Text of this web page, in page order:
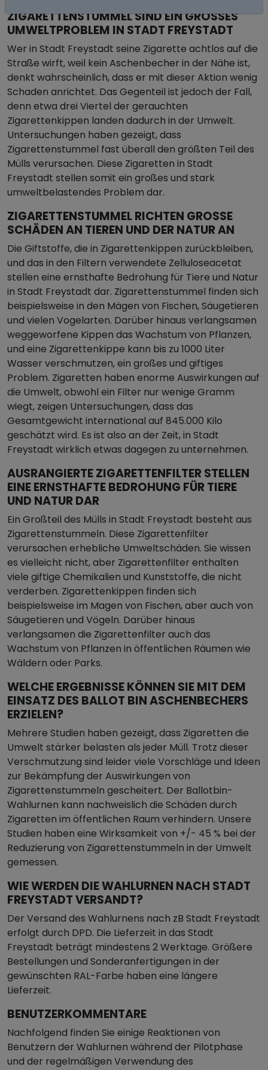
ZIGARETTENSTUMMEL SIND EIN GROSSES U
MWELTPROBLEM IN STADT FREYSTADT
Wer in Stadt Freystadt seine Zigarette achtlos auf die
Straße wirft, weil kein Aschenbecher in der Nähe ist,
denkt wahrscheinlich, dass er mit dieser Aktion wenig
Schaden anrichtet. Das Gegenteil ist jedoch der Fall,
denn etwa drei Viertel der gerauchten
Zigarettenkippen landen dadurch in der Umwelt.
Untersuchungen haben gezeigt, dass
Zigarettenstummel fast überall den größten Teil des
Mülls verursachen. Diese Zigaretten in Stadt
Freystadt stellen somit ein großes und stark
umweltbelastendes Problem dar.
ZIGARETTENSTUMMEL RICHTEN GROSSE S
CHÄDEN AN TIEREN UND DER NATUR AN
Die Giftstoffe, die in Zigarettenkippen zurückbleiben,
und das in den Filtern verwendete Zelluloseacetat
stellen eine ernsthafte Bedrohung für Tiere und Natur
in Stadt Freystadt dar. Zigarettenstummel finden sich
beispielsweise in den Mägen von Fischen, Säugetieren
und vielen Vogelarten. Darüber hinaus verlangsamen
weggeworfene Kippen das Wachstum von Pflanzen,
und eine Zigarettenkippe kann bis zu 1000 Liter
Wasser verschmutzen, ein großes und giftiges
Problem. Zigaretten haben enorme Auswirkungen auf
die Umwelt, obwohl ein Filter nur wenige Gramm
wiegt, zeigen Untersuchungen, dass das
Gesamtgewicht international auf 845.000 Kilo
geschätzt wird. Es ist also an der Zeit, in Stadt
Freystadt wirklich etwas dagegen zu unternehmen.
AUSRANGIERTE ZIGARETTENFILTER STELLEN
EINE ERNSTHAFTE BEDROHUNG FÜR TIERE
UND NATUR DAR
Ein Großteil des Mülls in Stadt Freystadt besteht aus
Zigarettenstummeln. Diese Zigarettenfilter
verursachen erhebliche Umweltschäden. Sie wissen
es vielleicht nicht, aber Zigarettenfilter enthalten
viele giftige Chemikalien und Kunststoffe, die nicht
verderben. Zigarettenkippen finden sich
beispielsweise im Magen von Fischen, aber auch von
Säugetieren und Vögeln. Darüber hinaus
verlangsamen die Zigarettenfilter auch das
Wachstum von Pflanzen in öffentlichen Räumen wie
Wäldern oder Parks.
WELCHE ERGEBNISSE KÖNNEN SIE MIT DEM
EINSATZ DES BALLOT BIN ASCHENBECHERS
ERZIELEN?
Mehrere Studien haben gezeigt, dass Zigaretten die
Umwelt stärker belasten als jeder Müll. Trotz dieser
Verschmutzung sind leider viele Vorschläge und Ideen
zur Bekämpfung der Auswirkungen von
Zigarettenstummeln gescheitert. Der Ballotbin-
Wahlurnen kann nachweislich die Schäden durch
Zigaretten im öffentlichen Raum verhindern. Unsere
Studien haben eine Wirksamkeit von +/- 45 % bei der
Reduzierung von Zigarettenstummeln in der Umwelt
gemessen.
WIE WERDEN DIE WAHLURNEN NACH STADT
FREYSTADT VERSANDT?
Der Versand des Wahlurnens nach zB Stadt Freystadt
erfolgt durch DPD. Die Lieferzeit in das Stadt
Freystadt beträgt mindestens 2 Werktage. Größere
Bestellungen und Sonderanfertigungen in der
gewünschten RAL-Farbe haben eine längere
Lieferzeit.
BENUTZERKOMMENTARE
Nachfolgend finden Sie einige Reaktionen von
Benutzern der Wahlurnen während der Pilotphase
und der regelmäßigen Verwendung des